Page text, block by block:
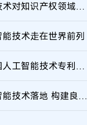
人工智能技术对知识产权领域的影响
技术走在世界前列
韩媒：韩国人工智能技术专利落后
加快人工智能技术落地 构建良好环境